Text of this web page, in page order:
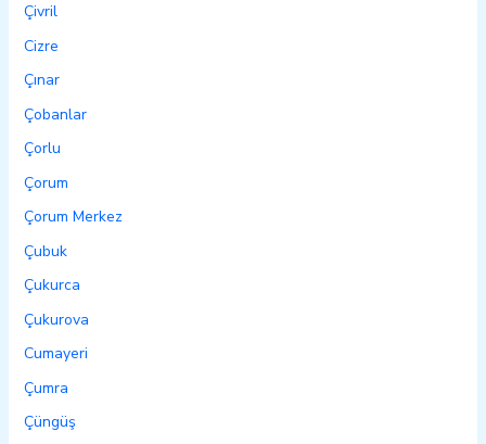
Çivril
Cizre
Çınar
Çobanlar
Çorlu
Çorum
Çorum Merkez
Çubuk
Çukurca
Çukurova
Cumayeri
Çumra
Çüngüş